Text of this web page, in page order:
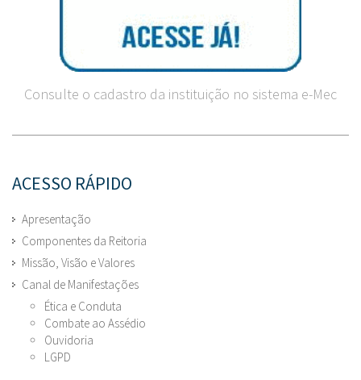
Consulte o cadastro da instituição no sistema e-Mec
ACESSO RÁPIDO
Apresentação
Componentes da Reitoria
Missão, Visão e Valores
Canal de Manifestações
Ética e Conduta
Combate ao Assédio
Ouvidoria
LGPD